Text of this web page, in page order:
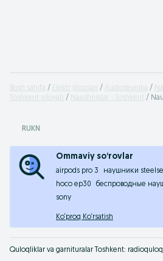
Bosh sahifa Elektr jihozlari Audiotexnika
Toshkent viloyati
Naushniklar - Toshkent
RUKN
Ommaviy so‘rovlar
airpods pro 3 наушники
hoco ep30
беспроводные
sony
Ko‘proq Ko‘rsatish